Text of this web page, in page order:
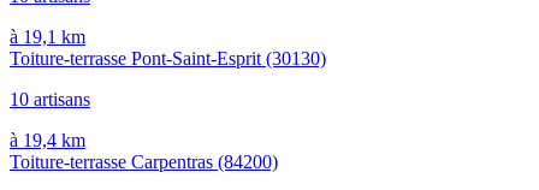
à 19,1 km
Toiture-terrasse Pont-Saint-Esprit (30130)
10 artisans
à 19,4 km
Toiture-terrasse Carpentras (84200)